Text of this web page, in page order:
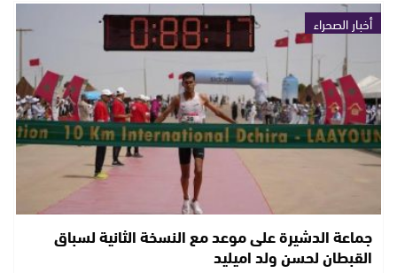
أخبار الصحراء
جماعة الدشيرة على موعد مع النسخة الثانية لسباق
القبطان لحسن ولد اميليد